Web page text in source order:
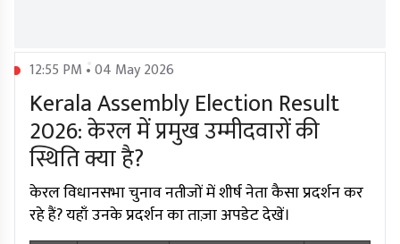
12:55 PM • 04 May 2026
Kerala Assembly Election Result
2026: केरल में प्रमुख उम्मीदवारों की
स्थिति क्या है?
केरल विधानसभा चुनाव नतीजों में शीर्ष नेता कैसा प्रदर्शन कर
रहे हैं? यहाँ उनके प्रदर्शन का ताज़ा अपडेट देखें।